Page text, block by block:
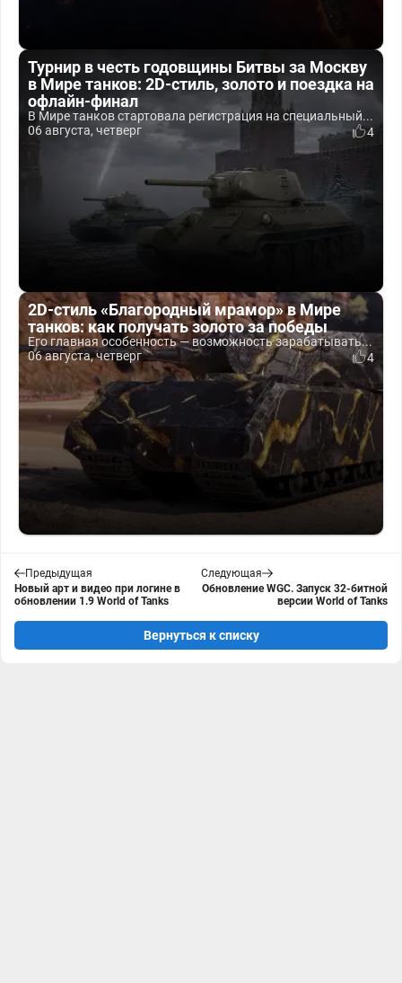
Турнир в честь годовщины Битвы за Москву
в Мире танков: 2D-стиль, золото и поездка на
офлайн-финал
В Мире танков стартовала регистрация на специальный...
06 августа, четверг
4
2D-стиль «Благородный мрамор» в Мире
танков: как получать золото за победы
Его главная особенность — возможность зарабатывать...
06 августа, четверг
4
Предыдущая
Новый арт и видео при логине в
обновлении 1.9 World of Tanks
Следующая
Обновление WGC. Запуск 32-битной
версии World of Tanks
Вернуться к списку